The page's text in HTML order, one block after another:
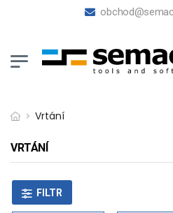
Vrtání
VRTÁNÍ
FILTR